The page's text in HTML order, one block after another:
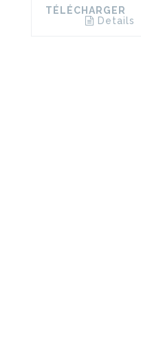
TÉLÉCHARGER
Details